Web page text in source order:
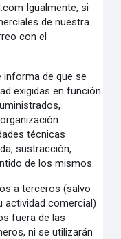
Igualmente, si
de nuestra
con el
informa de que se
exigidas en función
técnicas
sustracción,
de los mismos.
a terceros (salvo
actividad comercial)
fuera de las
ni se utilizarán